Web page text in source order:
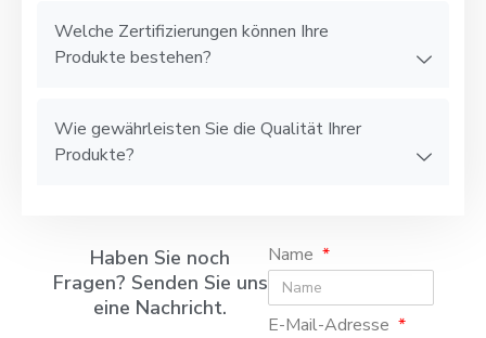
Welche Zertifizierungen können Ihre
Produkte bestehen?
Wie gewährleisten Sie die Qualität Ihrer
Produkte?
Haben Sie noch
Fragen? Senden Sie uns
eine Nachricht.
Name
E-Mail-Adresse